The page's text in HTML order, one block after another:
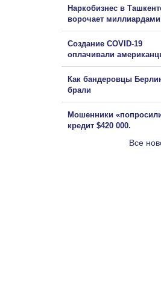
Наркобизнес в
ворочает миллиардами
Создание COVID-19
оплачивали
Как бандеровцы
брали
Мошенники
кредит $420 000.
Все